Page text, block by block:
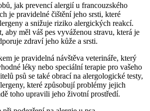
jak prevencí alergií u francouzského
je pravidelné čištění jeho srsti, které
a snižuje riziko alergických reakcí.
aby měl váš pes vyváženou stravu, která je
zdraví jeho kůže a srsti.
je pravidelná návštěva veterináře, který
léky nebo speciální terapie pro vašeho
psů se také obrací na alergologické testy,
které způsobují problémy jejich
toho upravili jeho životní prostředí.